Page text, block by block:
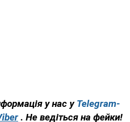
у нас у Telegram-
. Не ведіться на фейки!